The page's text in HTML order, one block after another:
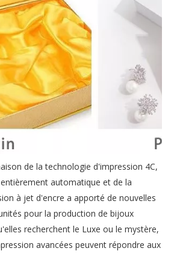
de la technologie d'impression 4C,
automatique et de la
à jet d'encre a apporté de nouvelles
pour la production de bijoux
recherchent le Luxe ou le mystère,
avancées peuvent répondre aux